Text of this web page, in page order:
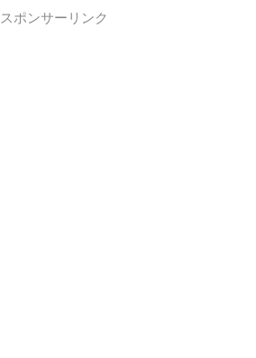
スポンサーリンク